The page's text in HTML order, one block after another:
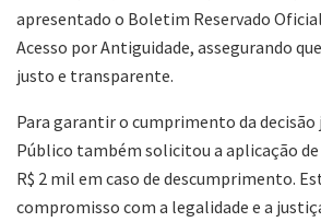
apresentado o Boletim Reservado
Acesso por Antiguidade, assegurando
justo e transparente.
Para garantir o cumprimento da
Público também solicitou a aplicação
R$ 2 mil em caso de descumprimento.
compromisso com a legalidade e a